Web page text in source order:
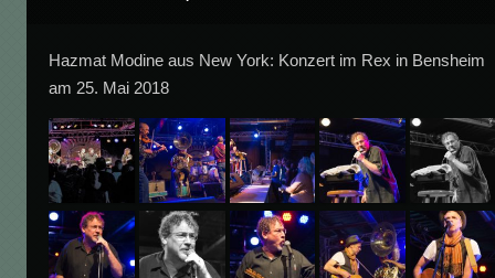
Hazmat Modine aus New York: Konzert im Rex in Bensheim
am 25. Mai 2018